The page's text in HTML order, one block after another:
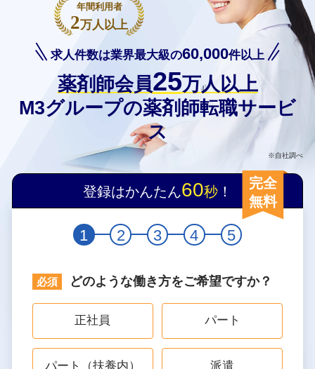
求人件数は業界最大級の60,000件以上
薬剤師会員25万人以上
M3グループの薬剤師転職サービ
ス
※自社調べ
年間利用者
2万人以上
登録はかんたん60秒 ！
完全
無料
1 2 3 4 5
どのような働き方をご希望ですか？
正社員 パート
パート（扶養内） 派遣